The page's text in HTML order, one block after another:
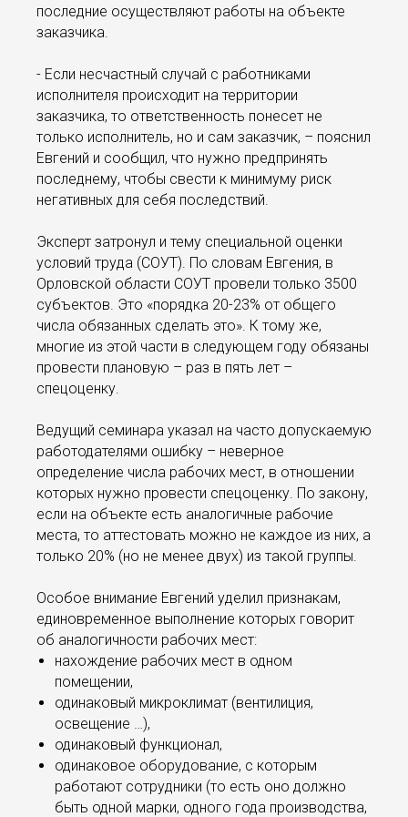
последние осуществляют работы на объекте
заказчика.
- Если несчастный случай с работниками
исполнителя происходит на территории
заказчика, то ответственность понесет не
только исполнитель, но и сам заказчик, – пояснил
Евгений и сообщил, что нужно предпринять
последнему, чтобы свести к минимуму риск
негативных для себя последствий.
Эксперт затронул и тему специальной оценки
условий труда (СОУТ). По словам Евгения, в
Орловской области СОУТ провели только 3500
субъектов. Это «порядка 20-23% от общего
числа обязанных сделать это». К тому же,
многие из этой части в следующем году обязаны
провести плановую – раз в пять лет –
спецоценку.
Ведущий семинара указал на часто допускаемую
работодателями ошибку – неверное
определение числа рабочих мест, в отношении
которых нужно провести спецоценку. По закону,
если на объекте есть аналогичные рабочие
места, то аттестовать можно не каждое из них, а
только 20% (но не менее двух) из такой группы.
Особое внимание Евгений уделил признакам,
единовременное выполнение которых говорит
об аналогичности рабочих мест:
нахождение рабочих мест в одном
помещении,
одинаковый микроклимат (вентилиция,
освещение …),
одинаковый функционал,
одинаковое оборудование, с которым
работают сотрудники (то есть оно должно
быть одной марки, одного года производства,